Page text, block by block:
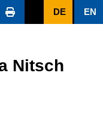
DE EN
Nitsch